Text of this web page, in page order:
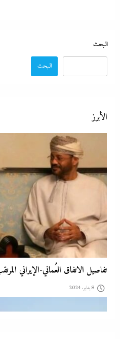
البحث
البحث
الأبرز8 يناير، 2024
تفاصيل الاتفاق العُماني-الإيراني
8 يناير، 2024